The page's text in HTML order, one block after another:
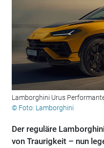
Lamborghini Urus
© Foto: Lamborghini
Der reguläre
von Traurigkeit – nun